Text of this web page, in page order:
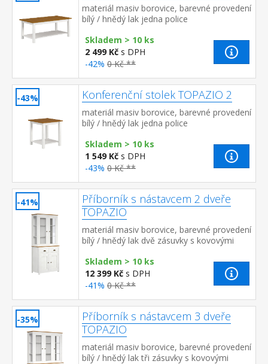
materiál masiv borovice, barevné provedení
bílý / hnědý lak jedna police
Skladem > 10 ks
2 499 Kč s DPH
-42% 0 Kč **
-43% Konferenční stolek TOPAZIO 2
materiál masiv borovice, barevné provedení
bílý / hnědý lak jedna police
Skladem > 10 ks
1 549 Kč s DPH
-43% 0 Kč **
-41%
Příborník s nástavcem 2 dveře
TOPAZIO
materiál masiv borovice, barevné provedení
bílý / hnědý lak dvě zásuvky s kovovými
prosklené dve...
Skladem > 10 ks
12 399 Kč s DPH
-41% 0 Kč **
-35%
Příborník s nástavcem 3 dveře
TOPAZIO
materiál masiv borovice, barevné provedení
bílý / hnědý lak tři zásuvky s kovovými